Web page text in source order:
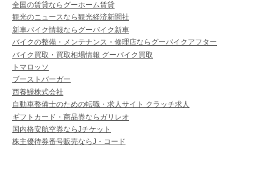
全国の賃貸ならグーホーム賃貸
観光のニュースなら観光経済新聞社
新車バイク情報ならグーバイク新車
バイクの整備・メンテナンス・修理店ならグーバイクアフター
バイク買取・買取相場情報 グーバイク買取
トマロッソ
ブーストバーガー
西養鰻株式会社
自動車整備士のための転職・求人サイト クラッチ求人
ギフトカード・商品券ならガリレオ
国内格安航空券ならJチケット
株主優待券番号販売ならJ・コード